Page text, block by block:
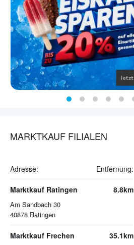
MARKTKAUF FILIALEN
Adresse: Entfernung:
Marktkauf Ratingen
Am Sandbach 30
40878 Ratingen
8.8km
Marktkauf Frechen 35.1km